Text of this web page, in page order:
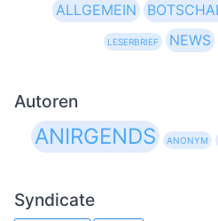
ALLGEMEIN
LESERBRIEF NEWS
Autoren
ANIRGENDS ANONYM
Syndicate